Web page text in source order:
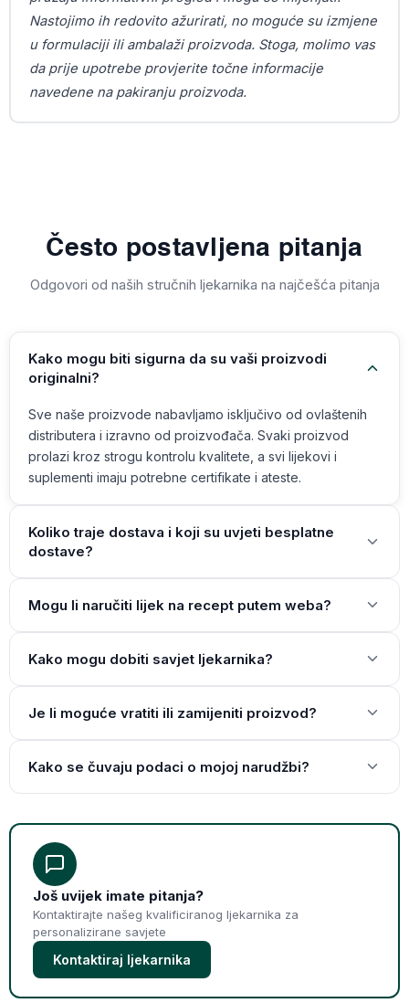
Nastojimo ih redovito ažurirati, no moguće su izmjene
u formulaciji ili ambalaži proizvoda. Stoga, molimo vas
da prije upotrebe provjerite točne informacije
navedene na pakiranju proizvoda.
Često postavljena pitanja
Odgovori od naših stručnih ljekarnika na najčešća pitanja
Kako mogu biti sigurna da su vaši proizvodi
originalni?
Sve naše proizvode nabavljamo isključivo od ovlaštenih
distributera i izravno od proizvođača. Svaki proizvod
prolazi kroz strogu kontrolu kvalitete, a svi lijekovi i
suplementi imaju potrebne certifikate i ateste.
Koliko traje dostava i koji su uvjeti besplatne
dostave?
Mogu li naručiti lijek na recept putem weba?
Kako mogu dobiti savjet ljekarnika?
Je li moguće vratiti ili zamijeniti proizvod?
Kako se čuvaju podaci o mojoj narudžbi?
Još uvijek imate pitanja?
Kontaktirajte našeg kvalificiranog ljekarnika za
personalizirane savjete
Kontaktiraj ljekarnika